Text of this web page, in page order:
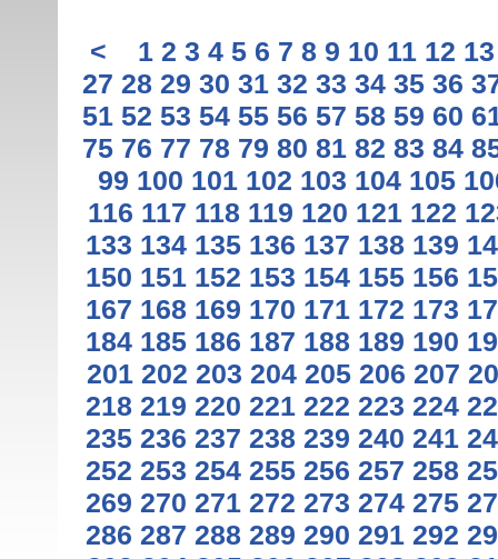
< 1 2 3 4 5 6 7 8 9 10 11 12 13
27 28 29 30 31 32 33 34 35 36
51 52 53 54 55 56 57 58 59 60
75 76 77 78 79 80 81 82 83 84
99 100 101 102 103 104 105
116 117 118 119 120 121 122
133 134 135 136 137 138 139
150 151 152 153 154 155 156
167 168 169 170 171 172 173
184 185 186 187 188 189 190
201 202 203 204 205 206 207
218 219 220 221 222 223 224
235 236 237 238 239 240 241
252 253 254 255 256 257 258
269 270 271 272 273 274 275
286 287 288 289 290 291 292